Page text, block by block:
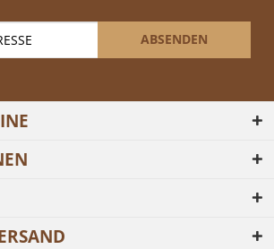
ABSENDEN